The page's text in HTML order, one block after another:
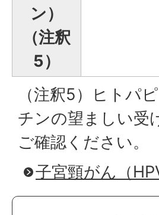
ン）
（注釈
5）
（注釈5）ヒトパ
チンの望ましい受
ご確認ください。
子宮頸がん（